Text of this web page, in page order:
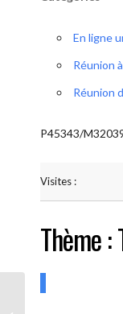
En ligne
Réunion
Réunion
P45343/
Visites :
Thème